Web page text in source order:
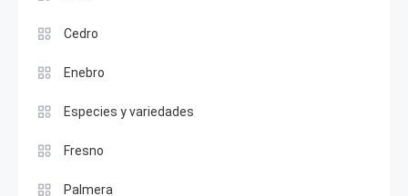
Cedro
Enebro
Especies y variedades
Fresno
Palmera